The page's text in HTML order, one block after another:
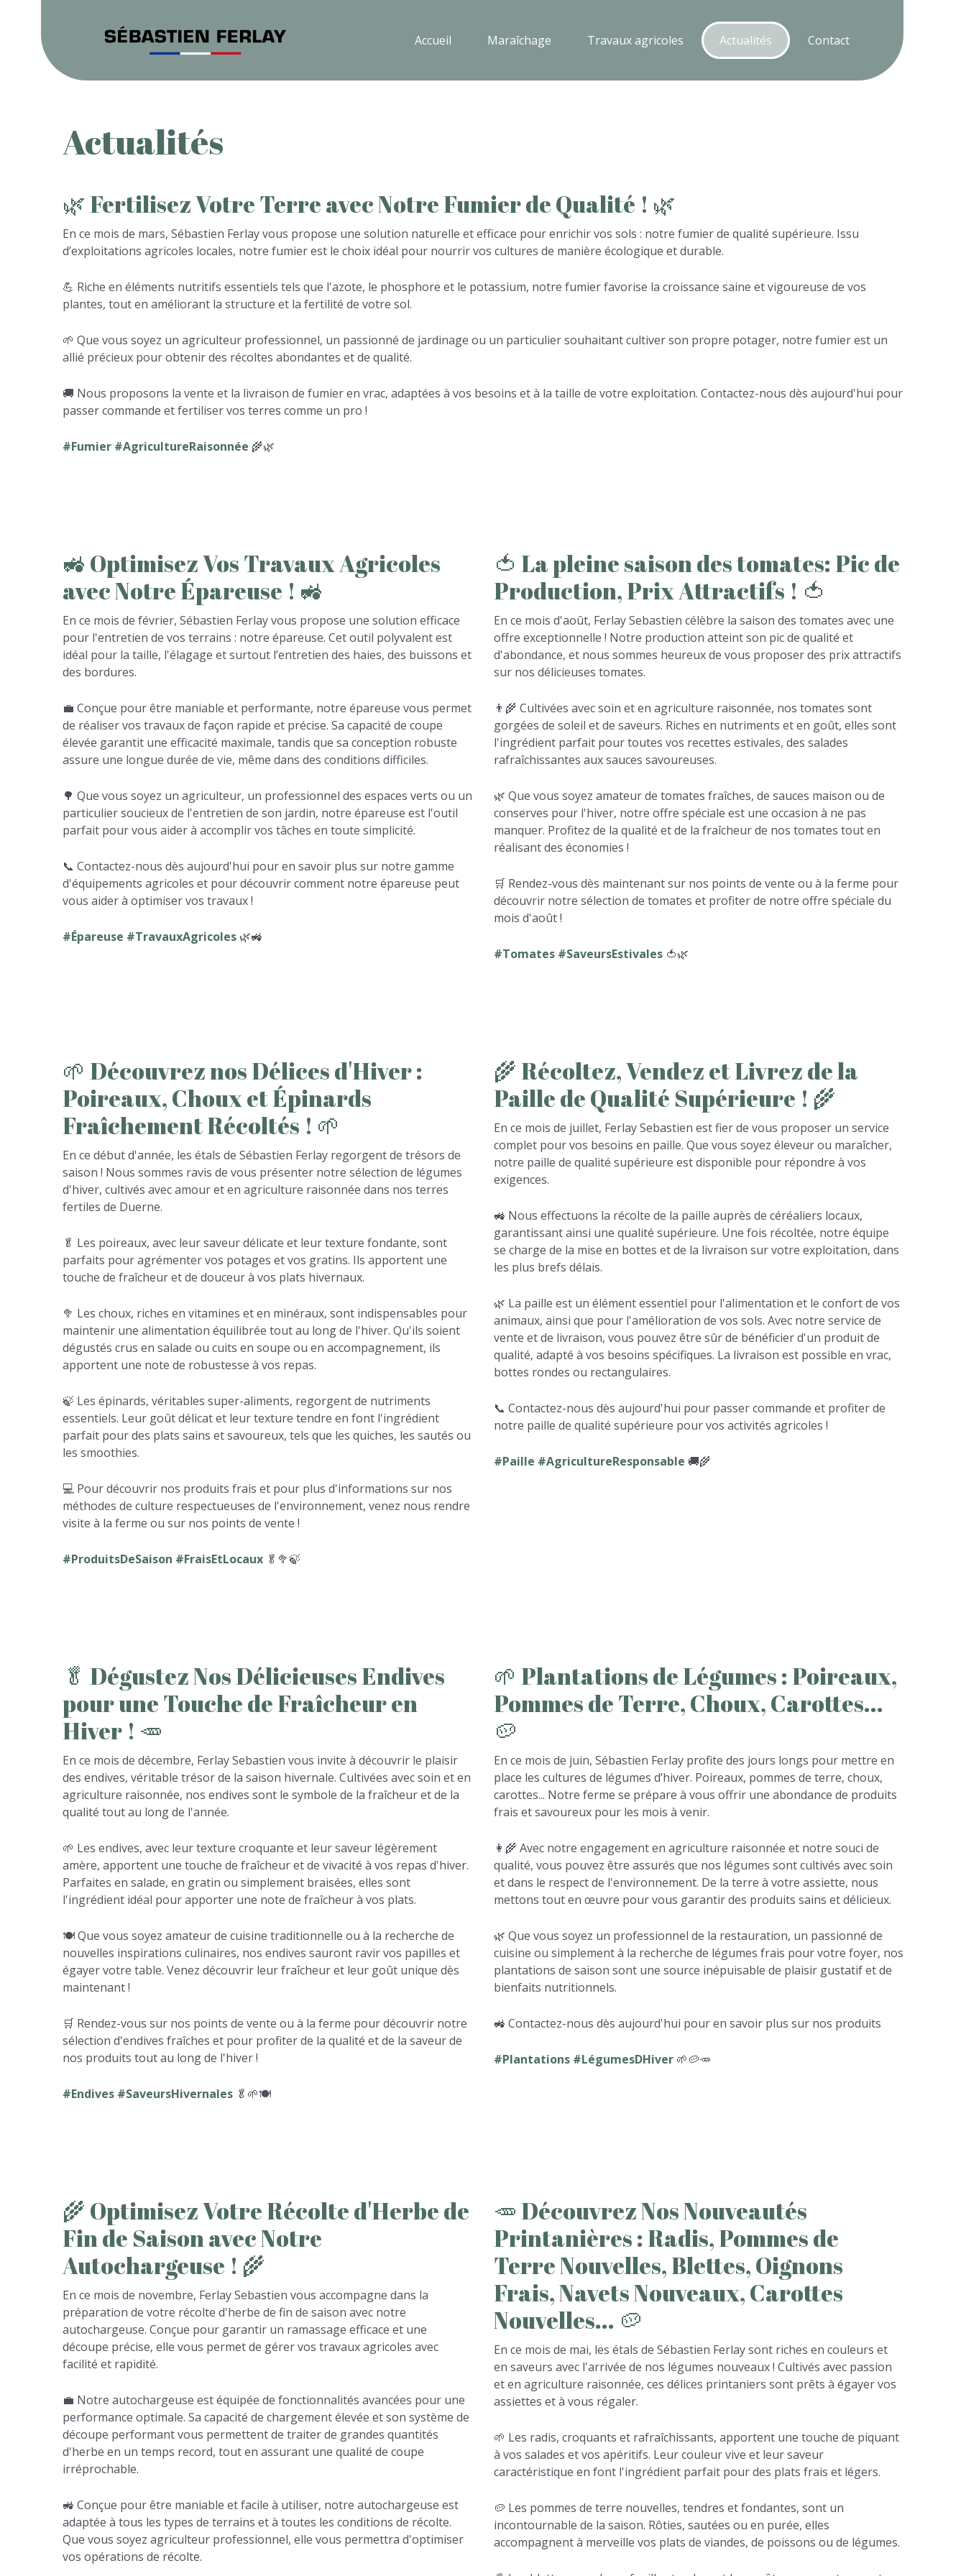
Accueil Maraîchage Travaux agricoles Actualités Contact
Accueil Maraîchage Travaux agricoles Actualités Contact
Actualités
🌿 FertilisezVotreTerreavecNotreFumierdeQualité ! 🌿
En ce mois de mars, Sébastien Ferlay vous propose une solution naturelle et efficace pour enrichir vos sols : notre fumier de qualité supérieure. Issu
d’exploitations agricoles locales, notre fumier est le choix idéal pour nourrir vos cultures de manière écologique et durable.
💪 Riche en éléments nutritifs essentiels tels que l'azote, le phosphore et le potassium, notre fumier favorise la croissance saine et vigoureuse de vos
plantes, tout en améliorant la structure et la fertilité de votre sol.
🌱 Que vous soyez un agriculteur professionnel, un passionné de jardinage ou un particulier souhaitant cultiver son propre potager, notre fumier est un
allié précieux pour obtenir des récoltes abondantes et de qualité.
🚚 Nous proposons la vente et la livraison de fumier en vrac, adaptées à vos besoins et à la taille de votre exploitation. Contactez-nous dès aujourd'hui pour
passer commande et fertiliser vos terres comme un pro !
#Fumier #AgricultureRaisonnée 🌾🌿
🚜 OptimisezVosTravauxAgricoles
avecNotreÉpareuse ! 🚜
En ce mois de février, Sébastien Ferlay vous propose une solution efficace
pour l'entretien de vos terrains : notre épareuse. Cet outil polyvalent est
idéal pour la taille, l'élagage et surtout l’entretien des haies, des buissons et
des bordures.
💼 Conçue pour être maniable et performante, notre épareuse vous permet
de réaliser vos travaux de façon rapide et précise. Sa capacité de coupe
élevée garantit une efficacité maximale, tandis que sa conception robuste
assure une longue durée de vie, même dans des conditions difficiles.
🌳 Que vous soyez un agriculteur, un professionnel des espaces verts ou un
particulier soucieux de l'entretien de son jardin, notre épareuse est l'outil
parfait pour vous aider à accomplir vos tâches en toute simplicité.
📞 Contactez-nous dès aujourd'hui pour en savoir plus sur notre gamme
d'équipements agricoles et pour découvrir comment notre épareuse peut
vous aider à optimiser vos travaux !
#Épareuse #TravauxAgricoles 🌿🚜
🍅 Lapleinesaisondestomates: Picde
Production,PrixAttractifs ! 🍅
En ce mois d'août, Ferlay Sebastien célèbre la saison des tomates avec une
offre exceptionnelle ! Notre production atteint son pic de qualité et
d'abondance, et nous sommes heureux de vous proposer des prix attractifs
sur nos délicieuses tomates.
👨‍🌾 Cultivées avec soin et en agriculture raisonnée, nos tomates sont
gorgées de soleil et de saveurs. Riches en nutriments et en goût, elles sont
l'ingrédient parfait pour toutes vos recettes estivales, des salades
rafraîchissantes aux sauces savoureuses.
🌿 Que vous soyez amateur de tomates fraîches, de sauces maison ou de
conserves pour l'hiver, notre offre spéciale est une occasion à ne pas
manquer. Profitez de la qualité et de la fraîcheur de nos tomates tout en
réalisant des économies !
🛒 Rendez-vous dès maintenant sur nos points de vente ou à la ferme pour
découvrir notre sélection de tomates et profiter de notre offre spéciale du
mois d'août !
#Tomates #SaveursEstivales🍅🌿
🌱 DécouvreznosDélicesd'Hiver:
Poireaux,ChouxetÉpinards
FraîchementRécoltés ! 🌱
En ce début d'année, les étals de Sébastien Ferlay regorgent de trésors de
saison ! Nous sommes ravis de vous présenter notre sélection de légumes
d'hiver, cultivés avec amour et en agriculture raisonnée dans nos terres
fertiles de Duerne.
🥬 Les poireaux, avec leur saveur délicate et leur texture fondante, sont
parfaits pour agrémenter vos potages et vos gratins. Ils apportent une
touche de fraîcheur et de douceur à vos plats hivernaux.
🥦 Les choux, riches en vitamines et en minéraux, sont indispensables pour
maintenir une alimentation équilibrée tout au long de l'hiver. Qu'ils soient
dégustés crus en salade ou cuits en soupe ou en accompagnement, ils
apportent une note de robustesse à vos repas.
🍃 Les épinards, véritables super-aliments, regorgent de nutriments
essentiels. Leur goût délicat et leur texture tendre en font l'ingrédient
parfait pour des plats sains et savoureux, tels que les quiches, les sautés ou
les smoothies.
💻 Pour découvrir nos produits frais et pour plus d'informations sur nos
méthodes de culture respectueuses de l'environnement, venez nous rendre
visite à la ferme ou sur nos points de vente !
#ProduitsDeSaison #FraisEtLocaux 🥬🥦🍃
🌾 Récoltez,VendezetLivrezdela
PailledeQualité Supérieure ! 🌾
En ce mois de juillet, Ferlay Sebastien est fier de vous proposer un service
complet pour vos besoins en paille. Que vous soyez éleveur ou maraîcher,
notre paille de qualité supérieure est disponible pour répondre à vos
exigences.
🚜 Nous effectuons la récolte de la paille auprès de céréaliers locaux,
garantissant ainsi une qualité supérieure. Une fois récoltée, notre équipe
se charge de la mise en bottes et de la livraison sur votre exploitation, dans
les plus brefs délais.
🌿 La paille est un élément essentiel pour l'alimentation et le confort de vos
animaux, ainsi que pour l'amélioration de vos sols. Avec notre service de
vente et de livraison, vous pouvez être sûr de bénéficier d'un produit de
qualité, adapté à vos besoins spécifiques. La livraison est possible en vrac,
bottes rondes ou rectangulaires.
📞 Contactez-nous dès aujourd'hui pour passer commande et profiter de
notre paille de qualité supérieure pour vos activités agricoles !
#Paille #AgricultureResponsable 🚚🌾
🥬 DégustezNosDélicieusesEndives
pouruneTouchedeFraîcheuren
Hiver ! 🥕
En ce mois de décembre, Ferlay Sebastien vous invite à découvrir le plaisir
des endives, véritable trésor de la saison hivernale. Cultivées avec soin et en
agriculture raisonnée, nos endives sont le symbole de la fraîcheur et de la
qualité tout au long de l'année.
🌱 Les endives, avec leur texture croquante et leur saveur légèrement
amère, apportent une touche de fraîcheur et de vivacité à vos repas d'hiver.
Parfaites en salade, en gratin ou simplement braisées, elles sont
l'ingrédient idéal pour apporter une note de fraîcheur à vos plats.
🍽️ Que vous soyez amateur de cuisine traditionnelle ou à la recherche de
nouvelles inspirations culinaires, nos endives sauront ravir vos papilles et
égayer votre table. Venez découvrir leur fraîcheur et leur goût unique dès
maintenant !
🛒 Rendez-vous sur nos points de vente ou à la ferme pour découvrir notre
sélection d'endives fraîches et pour profiter de la qualité et de la saveur de
nos produits tout au long de l'hiver !
#Endives #SaveursHivernales 🥬🌱🍽️
🌱 PlantationsdeLégumes: Poireaux,
PommesdeTerre,Choux,Carottes...
🥔
En ce mois de juin, Sébastien Ferlay profite des jours longs pour mettre en
place les cultures de légumes d’hiver. Poireaux, pommes de terre, choux,
carottes... Notre ferme se prépare à vous offrir une abondance de produits
frais et savoureux pour les mois à venir.
👩‍🌾 Avec notre engagement en agriculture raisonnée et notre souci de
qualité, vous pouvez être assurés que nos légumes sont cultivés avec soin
et dans le respect de l'environnement. De la terre à votre assiette, nous
mettons tout en œuvre pour vous garantir des produits sains et délicieux.
🌿 Que vous soyez un professionnel de la restauration, un passionné de
cuisine ou simplement à la recherche de légumes frais pour votre foyer, nos
plantations de saison sont une source inépuisable de plaisir gustatif et de
bienfaits nutritionnels.
🚜 Contactez-nous dès aujourd'hui pour en savoir plus sur nos produits
#Plantations #LégumesDHiver🌱🥔🥕
🌾 OptimisezVotreRécolted'Herbede
Finde SaisonavecNotre
Autochargeuse ! 🌾
En ce mois de novembre, Ferlay Sebastien vous accompagne dans la
préparation de votre récolte d'herbe de fin de saison avec notre
autochargeuse. Conçue pour garantir un ramassage efficace et une
découpe précise, elle vous permet de gérer vos travaux agricoles avec
facilité et rapidité.
💼 Notre autochargeuse est équipée de fonctionnalités avancées pour une
performance optimale. Sa capacité de chargement élevée et son système de
découpe performant vous permettent de traiter de grandes quantités
d'herbe en un temps record, tout en assurant une qualité de coupe
irréprochable.
🚜 Conçue pour être maniable et facile à utiliser, notre autochargeuse est
adaptée à tous les types de terrains et à toutes les conditions de récolte.
Que vous soyez agriculteur professionnel, elle vous permettra d'optimiser
vos opérations de récolte.
🥕 DécouvrezNosNouveautés
Printanières: Radis,Pommesde
TerreNouvelles,Blettes,Oignons
Frais,NavetsNouveaux,Carottes
Nouvelles... 🥔
En ce mois de mai, les étals de Sébastien Ferlay sont riches en couleurs et
en saveurs avec l'arrivée de nos légumes nouveaux ! Cultivés avec passion
et en agriculture raisonnée, ces délices printaniers sont prêts à égayer vos
assiettes et à vous régaler.
🌱 Les radis, croquants et rafraîchissants, apportent une touche de piquant
à vos salades et vos apéritifs. Leur couleur vive et leur saveur
caractéristique en font l'ingrédient parfait pour des plats frais et légers.
🥔 Les pommes de terre nouvelles, tendres et fondantes, sont un
incontournable de la saison. Rôties, sautées ou en purée, elles
accompagnent à merveille vos plats de viandes, de poissons ou de légumes.